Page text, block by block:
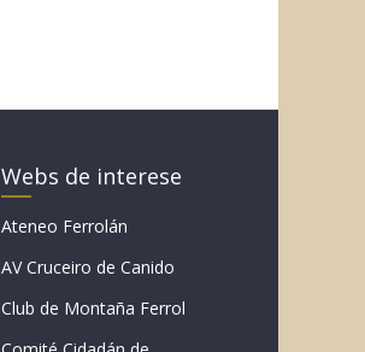
Webs de interese
Ateneo Ferrolán
AV Cruceiro de Canido
Club de Montaña Ferrol